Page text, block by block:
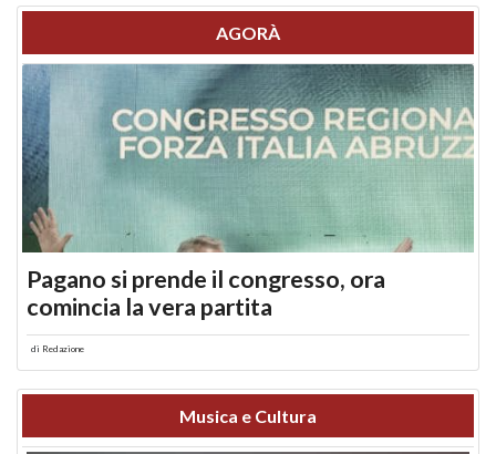
AGORÀ
Pagano si prende il congresso, ora
comincia la vera partita
di Redazione
Musica e Cultura